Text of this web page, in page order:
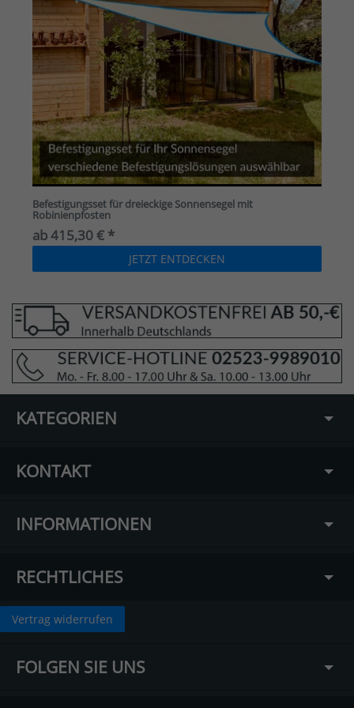
Befestigungsset für dreieckige Sonnensegel mit
Robinienpfosten
ab 415,30 € *
JETZT ENTDECKEN
KATEGORIEN
KONTAKT
INFORMATIONEN
RECHTLICHES
Vertrag widerrufen
FOLGEN SIE UNS